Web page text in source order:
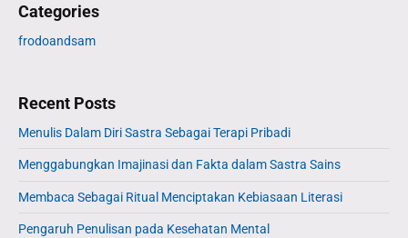
Categories
frodoandsam
Recent Posts
Menulis Dalam Diri Sastra Sebagai Terapi Pribadi
Menggabungkan Imajinasi dan Fakta dalam Sastra Sains
Membaca Sebagai Ritual Menciptakan Kebiasaan Literasi
Pengaruh Penulisan pada Kesehatan Mental